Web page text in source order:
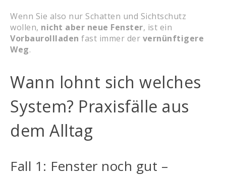
Wenn Sie also nur Schatten und Sichtschutz
wollen, nicht aber neue Fenster, ist ein
Vorbaurollladen fast immer der vernünftigere
Weg.
Wann lohnt sich welches
System? Praxisfälle aus
dem Alltag
Fall 1: Fenster noch gut –